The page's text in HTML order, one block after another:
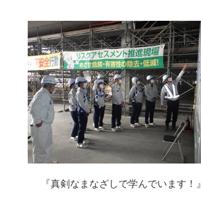
『真剣なまなざしで学んでいます！』